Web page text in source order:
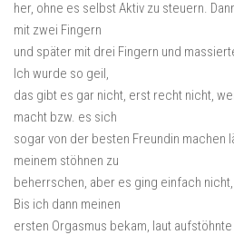
her, ohne es selbst Aktiv zu steuern.
mit zwei Fingern
und später mit drei Fingern und
Ich wurde so geil,
das gibt es gar nicht, erst recht nicht,
macht bzw. es sich
sogar von der besten Freundin machen
meinem stöhnen zu
beherrschen, aber es ging einfach
Bis ich dann meinen
ersten Orgasmus bekam, laut